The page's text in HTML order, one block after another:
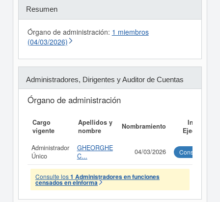
Resumen
Órgano de administración: 1 miembros
(04/03/2026)
Administradores, Dirigentes y Auditor de Cuentas
Órgano de administración
Cargo
vigente
Apellidos y
nombre
Nombramiento
Informe
Ejecutivo
Administrador
Único
GHEORGHE
C...
04/03/2026 Consultar
Consulte los1 Administradores en funciones
censados en eInforma